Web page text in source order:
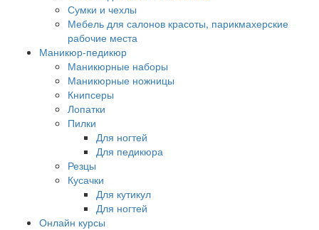
Сумки и чехлы
Мебель для салонов красоты, парикмахерские
рабочие места
Маникюр-педикюр
Маникюрные наборы
Маникюрные ножницы
Книпсеры
Лопатки
Пилки
Для ногтей
Для педикюра
Резцы
Кусачки
Для кутикул
Для ногтей
Онлайн курсы